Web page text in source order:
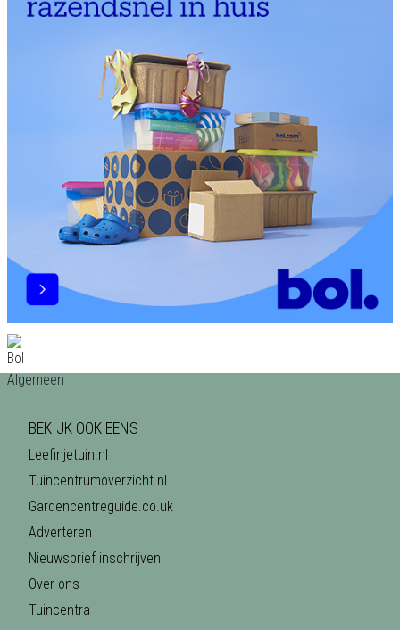
BEKIJK OOK EENS
Leefinjetuin.nl
Tuincentrumoverzicht.nl
Gardencentreguide.co.uk
Adverteren
Nieuwsbrief inschrijven
Over ons
Tuincentra